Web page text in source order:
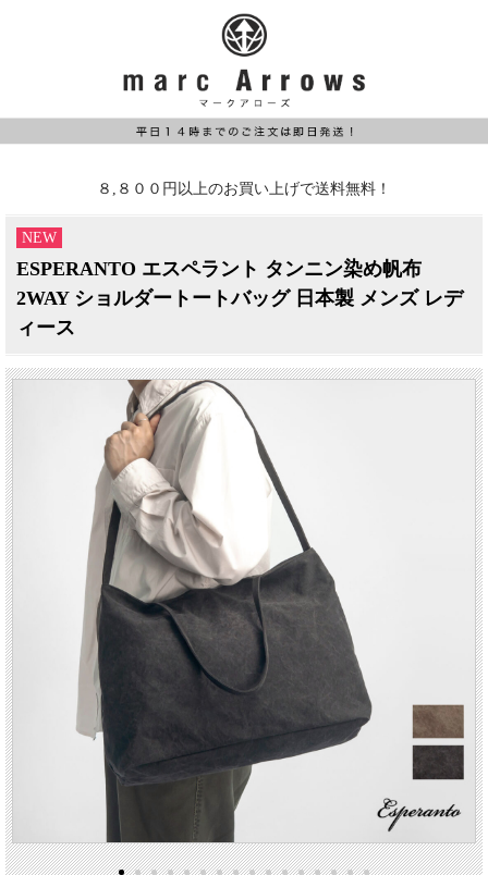
８,８００円以上のお買い上げで送料無料！
NEW
ESPERANTO エスペラント タンニン染め帆布
2WAY ショルダートートバッグ 日本製 メンズ レデ
ィース